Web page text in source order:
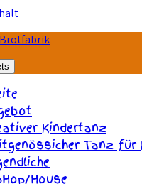
Kindertanz
Tanz für
House